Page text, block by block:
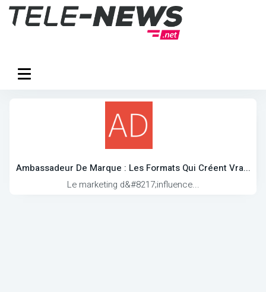
Ambassadeur De Marque : Les Formats Qui Créent Vra...
Le marketing d&#8217;influence...